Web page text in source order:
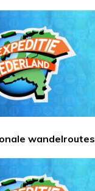
wandelroutes